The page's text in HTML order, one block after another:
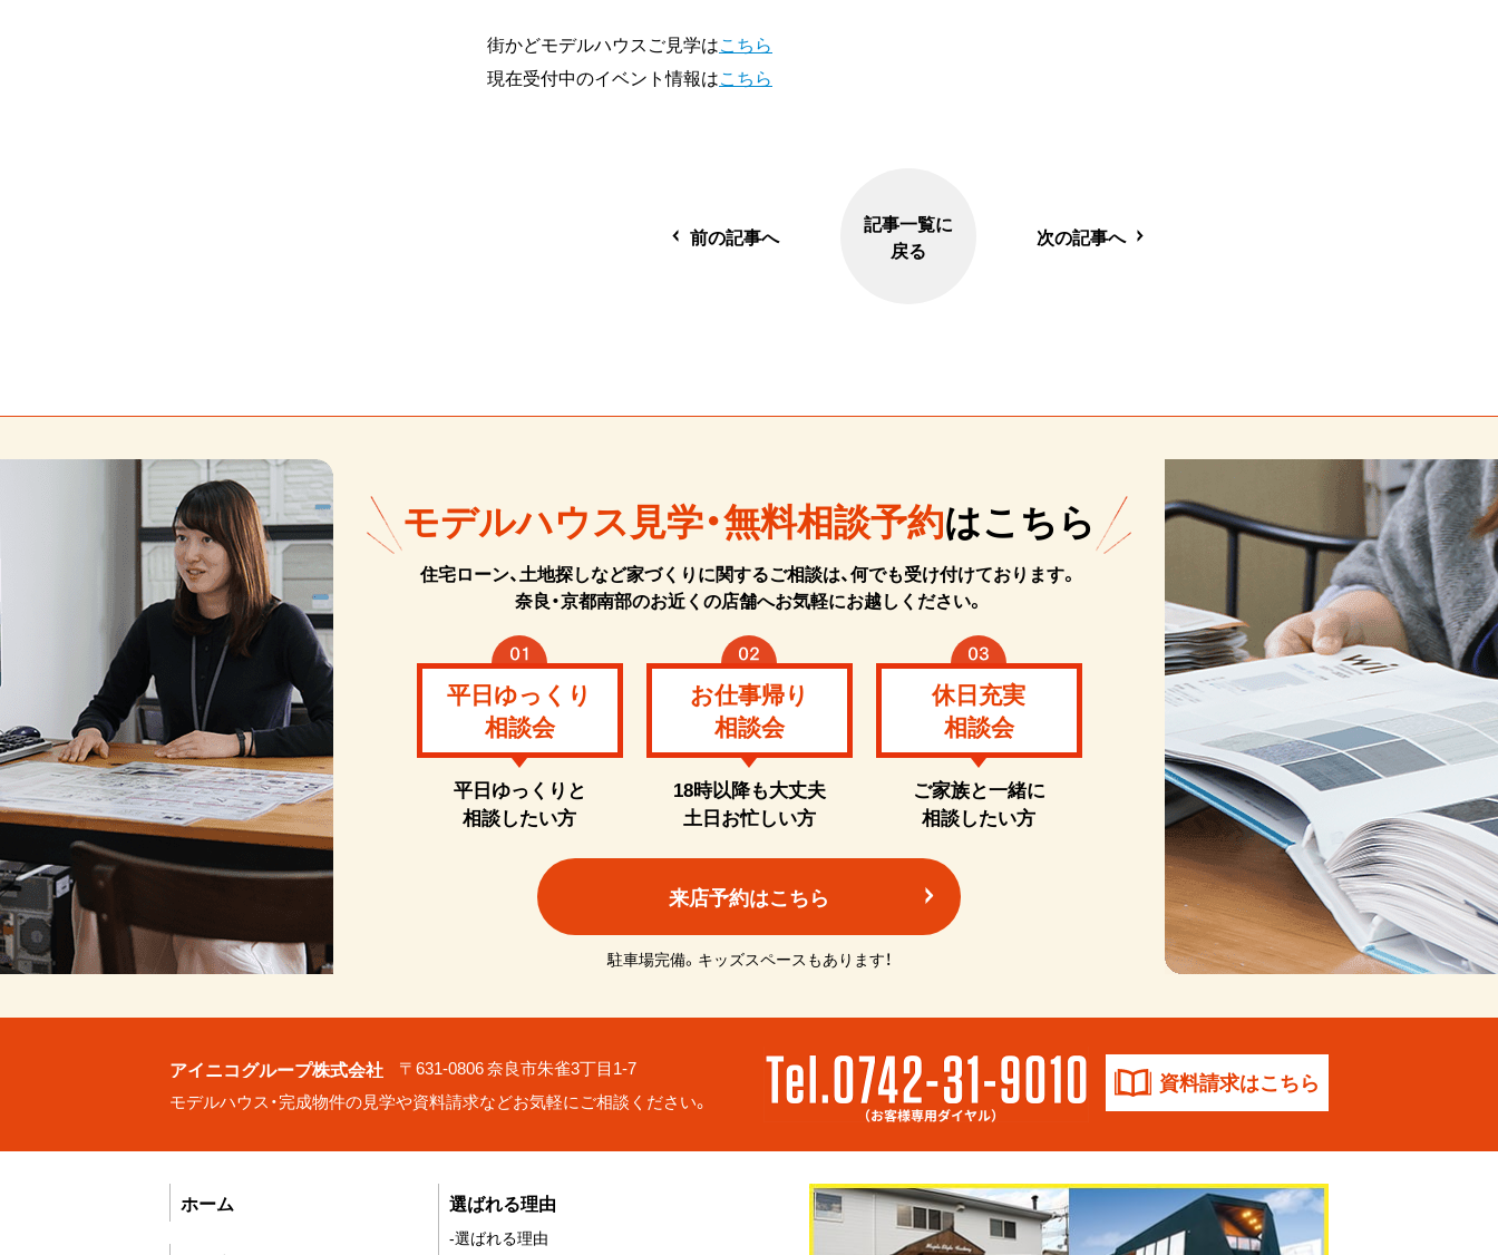
街かどモデルハウスご見学はこちら
現在受付中のイベント情報はこちら
前の記事へ
記事一覧に
戻る
次の記事へ
モデルハウス見学・無料相談予約はこちら
住宅ローン、土地探しなど家づくりに関するご相談は、何でも受け付けております。
奈良・京都南部のお近くの店舗へお気軽にお越しください。
平日ゆっくり
相談会
平日ゆっくりと
相談したい方
お仕事帰り
相談会
18時以降も大丈夫
土日お忙しい方
休日充実
相談会
ご家族と一緒に
相談したい方
来店予約はこちら
駐車場完備。キッズスペースもあります！
アイニコグループ株式会社
〒631-0806 奈良市朱雀3丁目1-7
モデルハウス・完成物件の見学や資料請求などお気軽にご相談ください。
資料請求はこちら
ホーム 選ばれる理由
-選ばれる理由